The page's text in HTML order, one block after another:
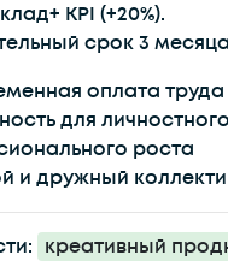
KPI (+20%).
срок 3 месяца
оплата труда
для
роста
и дружный
креативный